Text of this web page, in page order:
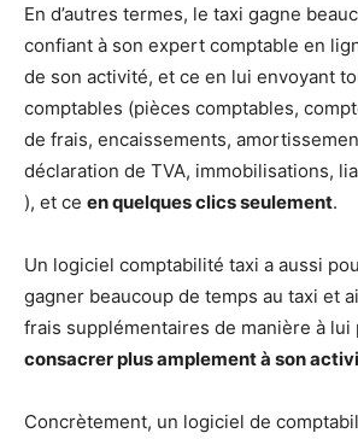
En d’autres termes, le taxi gagne
confiant à son expert comptable en
de son activité, et ce en lui envoyant
comptables (pièces comptables,
de frais, encaissements,
déclaration de TVA, immobilisations,
), et ce en quelques clics seulement.
Un logiciel comptabilité taxi a aussi
gagner beaucoup de temps au taxi et
frais supplémentaires de manière à lui
consacrer plus amplement à son
Concrètement, un logiciel de